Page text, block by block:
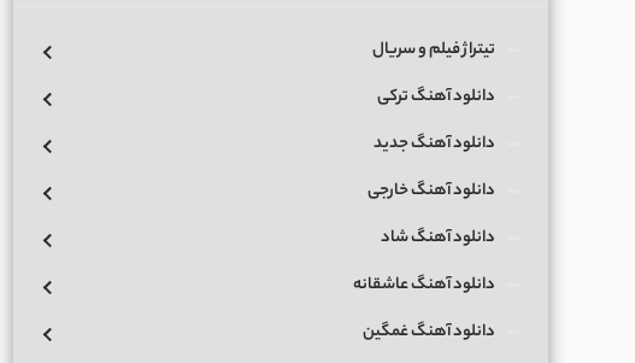
تیتراژ فیلم و سریال
دانلود آهنگ ترکی
دانلود آهنگ جدید
دانلود آهنگ خارجی
دانلود آهنگ شاد
دانلود آهنگ عاشقانه
دانلود آهنگ غمگین